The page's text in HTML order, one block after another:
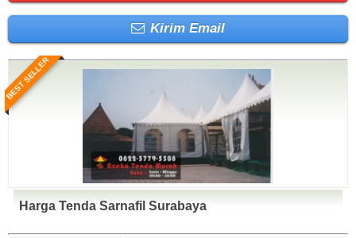
Kirim Email
BEST SELLER
Harga Tenda Sarnafil Surabaya